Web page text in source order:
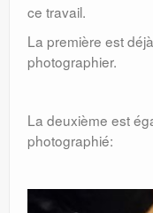
ce travail.
La première est
photographier.
La deuxième est
photographié: